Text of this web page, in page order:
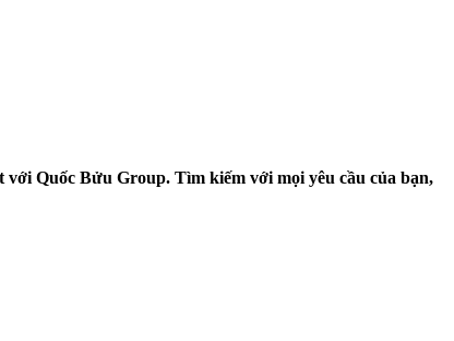
Quốc Bửu Group. Tìm kiếm với mọi yêu cầu của bạn,